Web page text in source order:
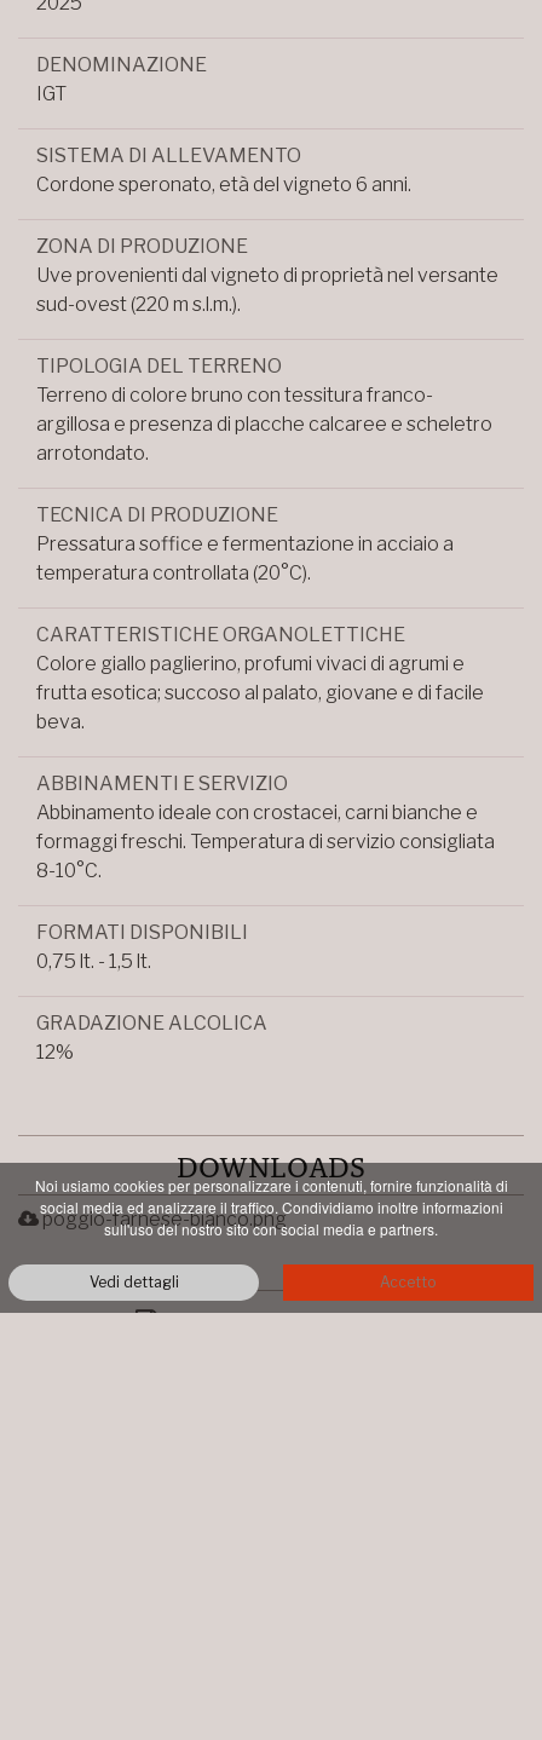
DENOMINAZIONE
IGT
SISTEMA DI ALLEVAMENTO
Cordone speronato, età del vigneto 6 anni.
ZONA DI PRODUZIONE
Uve provenienti dal vigneto di proprietà nel versante
sud-ovest (220 m s.l.m.).
TIPOLOGIA DEL TERRENO
Terreno di colore bruno con tessitura franco-
argillosa e presenza di placche calcaree e scheletro
arrotondato.
TECNICA DI PRODUZIONE
Pressatura soffice e fermentazione in acciaio a
temperatura controllata (20°C).
CARATTERISTICHE ORGANOLETTICHE
Colore giallo paglierino, profumi vivaci di agrumi e
frutta esotica; succoso al palato, giovane e di facile
beva.
ABBINAMENTI E SERVIZIO
Abbinamento ideale con crostacei, carni bianche e
formaggi freschi. Temperatura di servizio consigliata
8-10°C.
FORMATI DISPONIBILI
0,75 lt. - 1,5 lt.
GRADAZIONE ALCOLICA
12%
DOWNLOADS
poggio-farnese-bianco.png
PDF STAMPABILE
Noi usiamo cookies per personalizzare i contenuti, fornire funzionalità di
social media ed analizzare il traffico. Condividiamo inoltre informazioni
sull'uso del nostro sito con social media e partners.
Vedi dettagli Accetto